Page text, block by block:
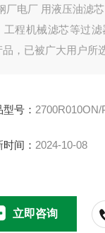
厂电厂 用液压油滤
工程机械滤芯等过
品，已被广大用户所
型号： 2700R010ON/
间： 2024-10-08
立即咨询